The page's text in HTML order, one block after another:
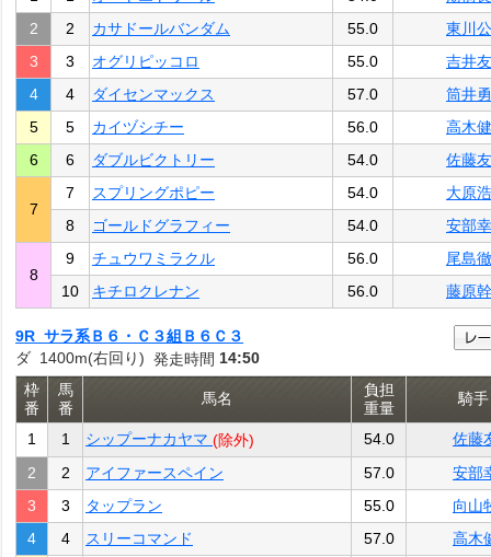
2
2 カサドールバンダム 55.0
東川公
3
3 オグリピッコロ 55.0
吉井友
4
4 ダイセンマックス 57.0
筒井勇
5
5 カイヅシチー 56.0
高木健
6
6 ダブルビクトリー 54.0 佐藤友
7
7 スプリングポピー 54.0
大原浩
8
ゴールドグラフィー 54.0 安部幸
8
9 チュウワミラクル 56.0
尾島徹
10
キチロクレナン 56.0 藤原幹
9R サラ系Ｂ６・Ｃ３組Ｂ６Ｃ３
ダ 1400m(右回り) 発走時間 14:50
枠
番
馬
番
馬名
負担
重量
騎手
1 1 シップーナカヤマ (除外) 54.0
佐藤
2
2 アイファースペイン 57.0
安部
3
3 タップラン 55.0
向山
4
4 スリーコマンド 57.0
高木